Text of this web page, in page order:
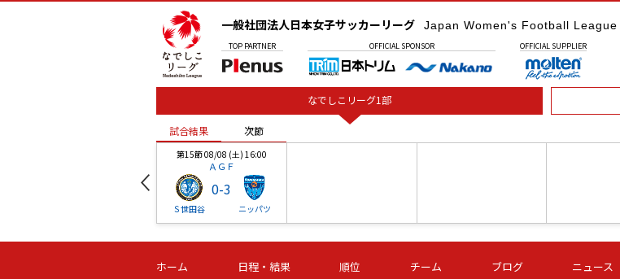
一般社団法人日本女子サッカーリーグ Japan Women's Football League
TOP PARTNER OFFICIAL SPONSOR OFFICIAL SUPPLIER
なでしこリーグ1部
試合結果 次節
第15節 08/08 (土) 16:00
ＡＧＦ
Ｓ世田谷
0-3
ニッパツ
第16節 09/05 (土) 15:00
ニッパツ
第16節 09/05 (土) 15:00
石人の星
第16節 09/05 (土) 16:00
ＡＧＦ いちご
試合結果 次節
ホーム 日程・結果 順位 チーム ブログ ニュース